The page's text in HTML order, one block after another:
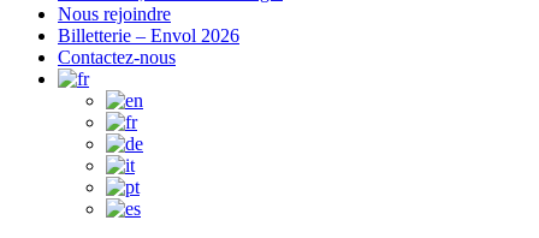
Nous rejoindre
Billetterie – Envol 2026
Contactez-nous